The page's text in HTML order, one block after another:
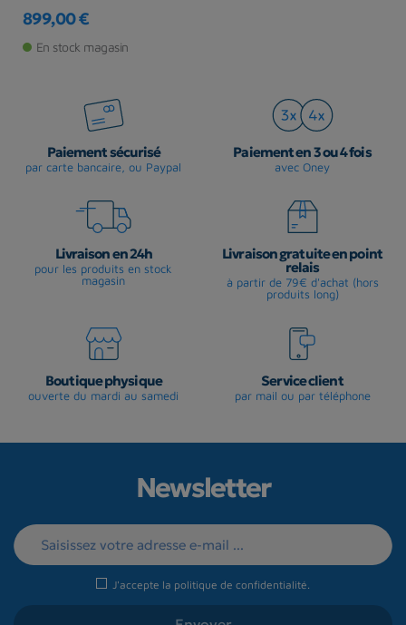
Prix
899,00 €
En stock magasin
Paiement sécurisé
par carte bancaire, ou Paypal
Paiement en 3 ou 4 fois
avec Oney
Livraison en 24h
pour les produits en stock
magasin
Livraison gratuite en point
relais
à partir de 79€ d'achat (hors
produits long)
Boutique physique
ouverte du mardi au samedi
Service client
par mail ou par téléphone
Newsletter
J'accepte la politique de confidentialité.